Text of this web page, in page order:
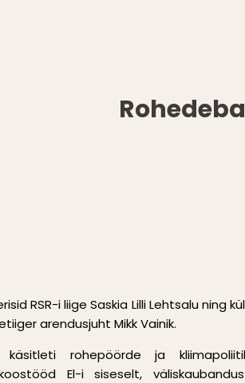
RSR-i liige Saskia Lilli Lehtsalu ning
arendusjuht Mikk Vainik.
käsitleti rohepöörde ja
El-i siseselt,